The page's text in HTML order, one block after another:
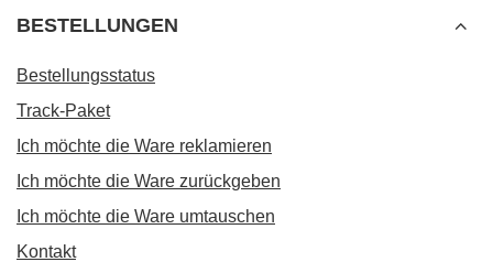
Holzlöffel
CHF3.27
BESTELLUNGEN